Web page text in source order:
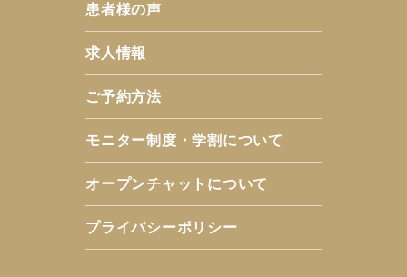
患者様の声
求人情報
ご予約方法
モニター制度・学割について
オープンチャットについて
プライバシーポリシー